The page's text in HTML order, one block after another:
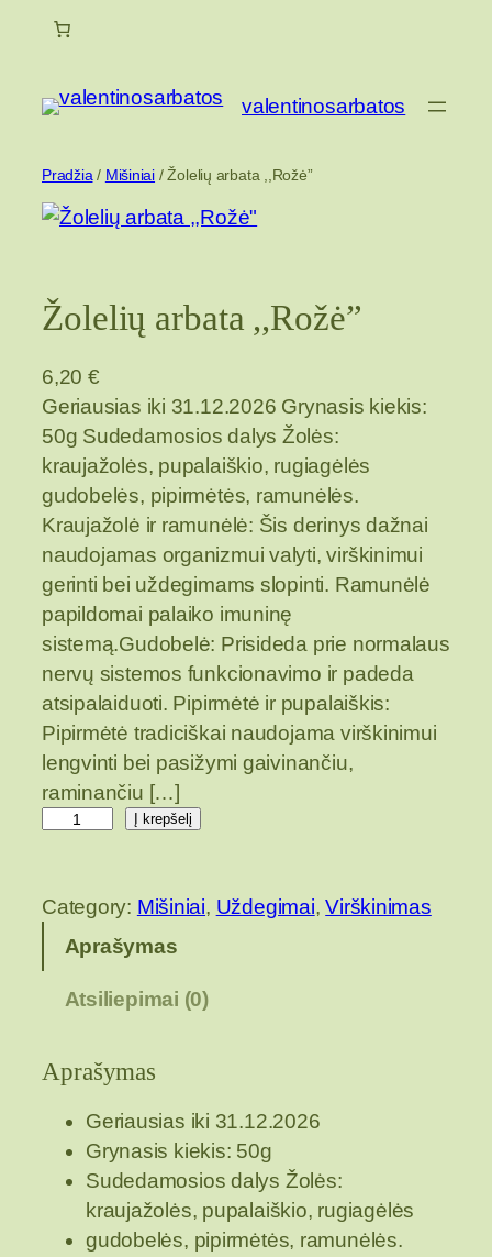
valentinosarbatos
Pradžia / Mišiniai / Žolelių arbata ,,Rožė”
Žolelių arbata ,,Rožė”
6,20 €
Geriausias iki 31.12.2026 Grynasis kiekis:
50g Sudedamosios dalys Žolės:
kraujažolės, pupalaiškio, rugiagėlės
gudobelės, pipirmėtės, ramunėlės.
Kraujažolė ir ramunėlė: Šis derinys dažnai
naudojamas organizmui valyti, virškinimui
gerinti bei uždegimams slopinti. Ramunėlė
papildomai palaiko imuninę
sistemą.Gudobelė: Prisideda prie normalaus
nervų sistemos funkcionavimo ir padeda
atsipalaiduoti. Pipirmėtė ir pupalaiškis:
Pipirmėtė tradiciškai naudojama virškinimui
lengvinti bei pasižymi gaivinančiu,
raminančiu […]
d
k
k
Į krepšelį
Category: Mišiniai, Uždegimai, Virškinimas
Aprašymas
Atsiliepimai (0)
Aprašymas
Geriausias iki 31.12.2026
Grynasis kiekis: 50g
Sudedamosios dalys Žolės:
kraujažolės, pupalaiškio, rugiagėlės
gudobelės, pipirmėtės, ramunėlės.